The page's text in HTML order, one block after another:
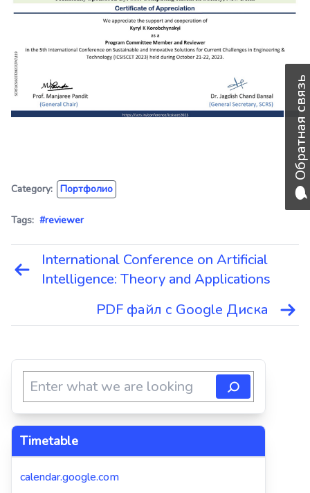
Category: Портфолио
Tags: #reviewer
Навигация
по
International Conference on Artificial
Intelligence: Theory and Applications
PDF файл с Google Диска
Timetable
calendar.google.com
Обратная связь